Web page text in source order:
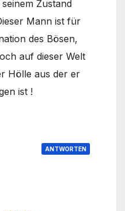
Zustand
Mann ist für
des Bösen,
auf dieser Welt
Hölle aus der er
ist !
ANTWORTEN